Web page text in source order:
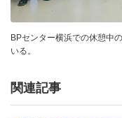
BPセンター横浜での休憩中
いる。
関連記事